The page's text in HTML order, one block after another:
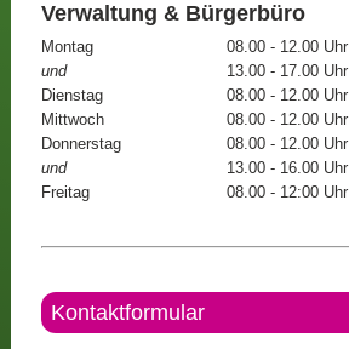
Verwaltung & Bürgerbüro
Montag
08.00 - 12.00 Uhr
und
13.00 - 17.00 Uhr
Dienstag
08.00 - 12.00 Uhr
Mittwoch
08.00 - 12.00 Uhr
Donnerstag
08.00 - 12.00 Uhr
und
13.00 - 16.00 Uhr
Freitag
08.00 - 12:00 Uhr
Kontaktformular